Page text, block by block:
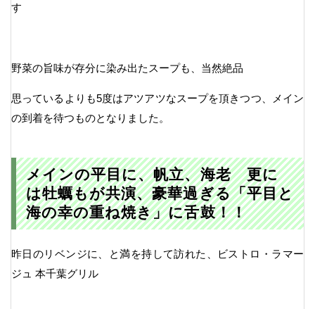
す
野菜の旨味が存分に染み出たスープも、当然絶品
思っているよりも5度はアツアツなスープを頂きつつ、メイン
の到着を待つものとなりました。
メインの平目に、帆立、海老 更に
は牡蠣もが共演、豪華過ぎる「平目と
海の幸の重ね焼き」に舌鼓！！
昨日のリベンジに、と満を持して訪れた、ビストロ・ラマー
ジュ 本千葉グリル